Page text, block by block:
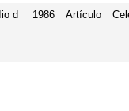
d
1986 Artículo